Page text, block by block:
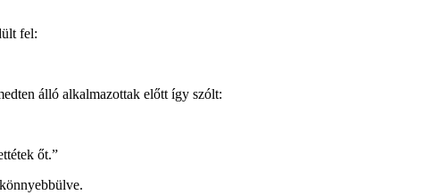
fel:
álló alkalmazottak előtt így szólt:
őt.”